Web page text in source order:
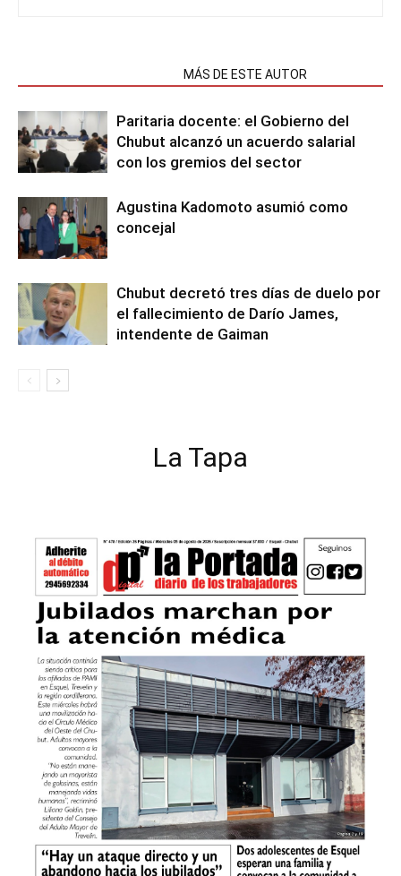
MÁS DE ESTE AUTOR
Paritaria docente: el Gobierno del
Chubut alcanzó un acuerdo salarial
con los gremios del sector
Agustina Kadomoto asumió como
concejal
Chubut decretó tres días de duelo por
el fallecimiento de Darío James,
intendente de Gaiman
La Tapa